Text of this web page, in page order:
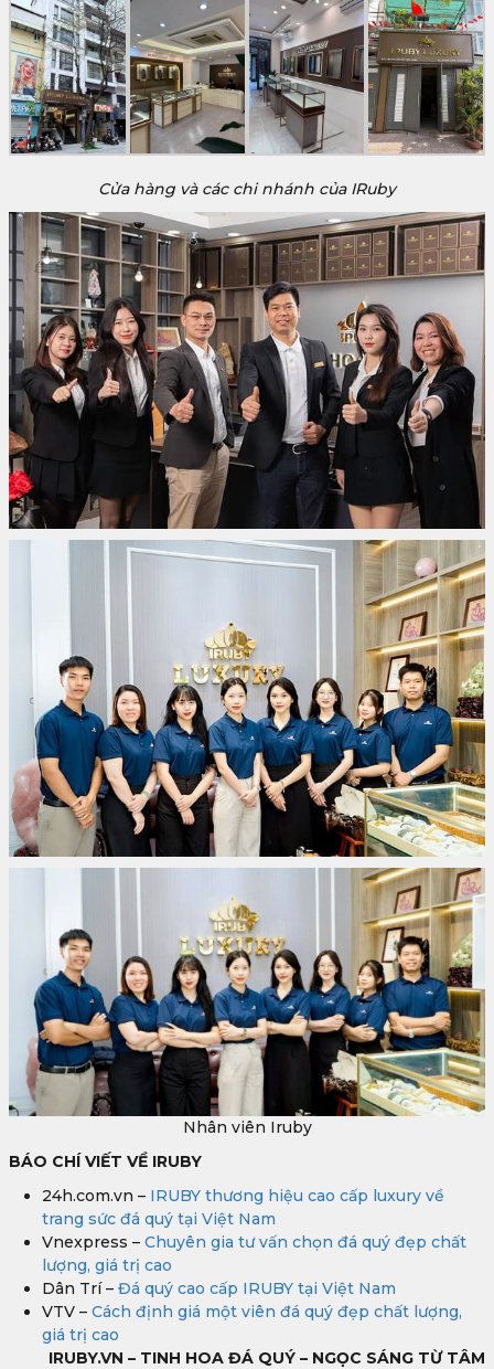
Cửa hàng và các chi nhánh của IRuby
Nhân viên Iruby
BÁO CHÍ VIẾT VỀ IRUBY
24h.com.vn – IRUBY thương hiệu cao cấp luxury về
trang sức đá quý tại Việt Nam
Vnexpress – Chuyên gia tư vấn chọn đá quý đẹp chất
lượng, giá trị cao
Dân Trí – Đá quý cao cấp IRUBY tại Việt Nam
VTV – Cách định giá một viên đá quý đẹp chất lượng,
giá trị cao
IRUBY.VN – TINH HOA ĐÁ QUÝ – NGỌC SÁNG TỪ TÂM